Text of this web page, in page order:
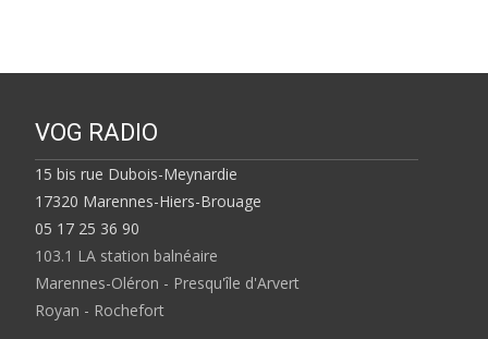
VOG RADIO
15 bis rue Dubois-Meynardie
17320 Marennes-Hiers-Brouage
05 17 25 36 90
103.1 LA station balnéaire
Marennes-Oléron - Presqu'île d'Arvert
Royan - Rochefort